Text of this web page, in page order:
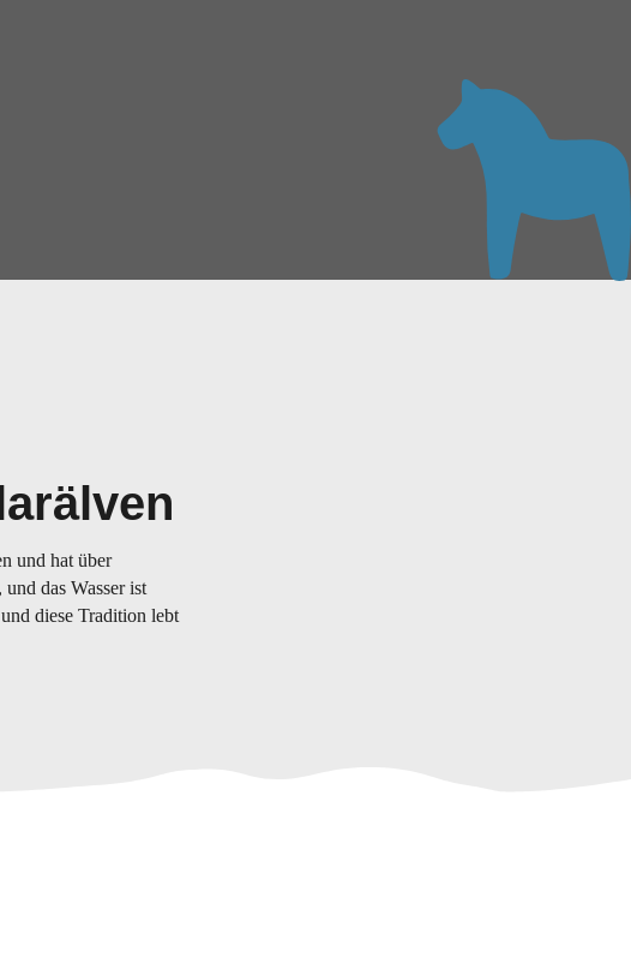
und hat über
das Wasser ist
diese Tradition lebt